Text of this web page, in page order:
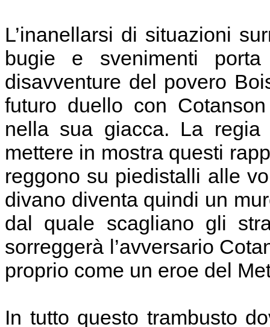
L’inanellarsi di situazioni
bugie e svenimenti
disavventure del povero
futuro duello con
nella sua giacca. La
mettere in mostra questi
reggono su piedistalli alle
divano diventa quindi un
dal quale scagliano gli
sorreggerà l’avversario
proprio come un eroe del
In tutto questo trambusto